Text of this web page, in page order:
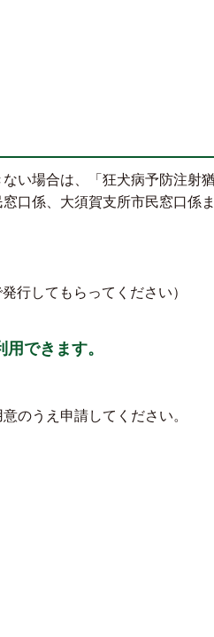
い場合は、「狂犬病予防注射
口係、大須賀支所市民窓口係
行してもらってください）
できます。
のうえ申請してください。